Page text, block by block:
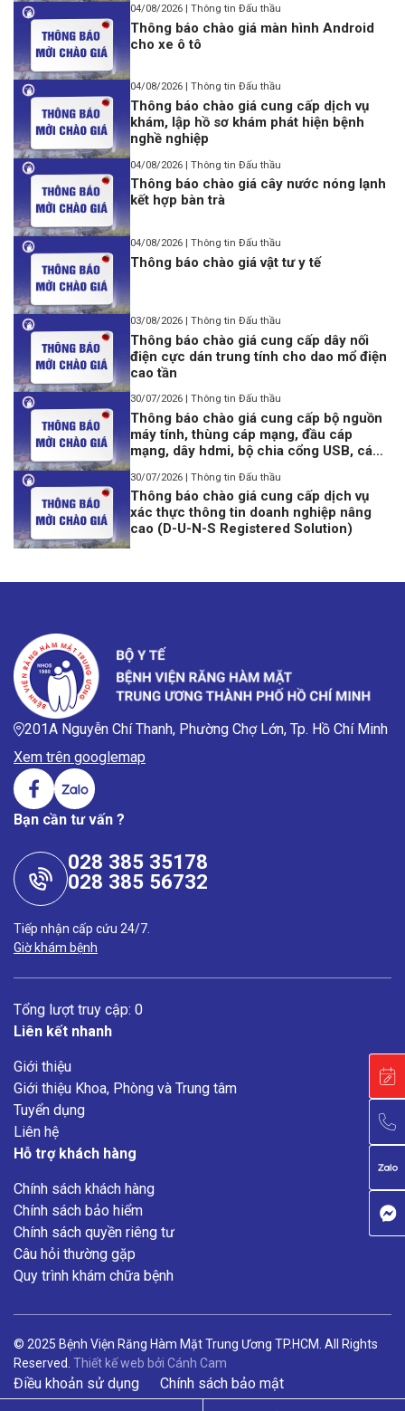
04/08/2026 | Thông tin Đấu thầu
Thông báo chào giá màn hình Android
cho xe ô tô
04/08/2026 | Thông tin Đấu thầu
Thông báo chào giá cung cấp dịch vụ
khám, lập hồ sơ khám phát hiện bệnh
nghề nghiệp
04/08/2026 | Thông tin Đấu thầu
Thông báo chào giá cây nước nóng lạnh
kết hợp bàn trà
04/08/2026 | Thông tin Đấu thầu
Thông báo chào giá vật tư y tế
03/08/2026 | Thông tin Đấu thầu
Thông báo chào giá cung cấp dây nối
điện cực dán trung tính cho dao mổ điện
cao tần
30/07/2026 | Thông tin Đấu thầu
Thông báo chào giá cung cấp bộ nguồn
máy tính, thùng cáp mạng, đầu cáp
mạng, dây hdmi, bộ chia cổng USB, cáp
30/07/2026 | Thông tin Đấu thầu
Thông báo chào giá cung cấp dịch vụ
xác thực thông tin doanh nghiệp nâng
cao (D-U-N-S Registered Solution)
201A Nguyễn Chí Thanh, Phường Chợ Lớn, Tp. Hồ Chí Minh
Xem trên googlemap
Bạn cần tư vấn ?
028 385 35178
028 385 56732
Tiếp nhận cấp cứu 24/7.
Giờ khám bệnh
Tổng lượt truy cập: 0
Liên kết nhanh
Giới thiệu
Giới thiệu Khoa, Phòng và Trung tâm
Tuyển dụng
Liên hệ
Hỗ trợ khách hàng
Chính sách khách hàng
Chính sách bảo hiểm
Chính sách quyền riêng tư
Câu hỏi thường gặp
Quy trình khám chữa bệnh
© 2025 Bệnh Viện Răng Hàm Mặt Trung Ương TP.HCM. All Rights
Reserved. Thiết kế web bởi Cánh Cam
Điều khoản sử dụng Chính sách bảo mật